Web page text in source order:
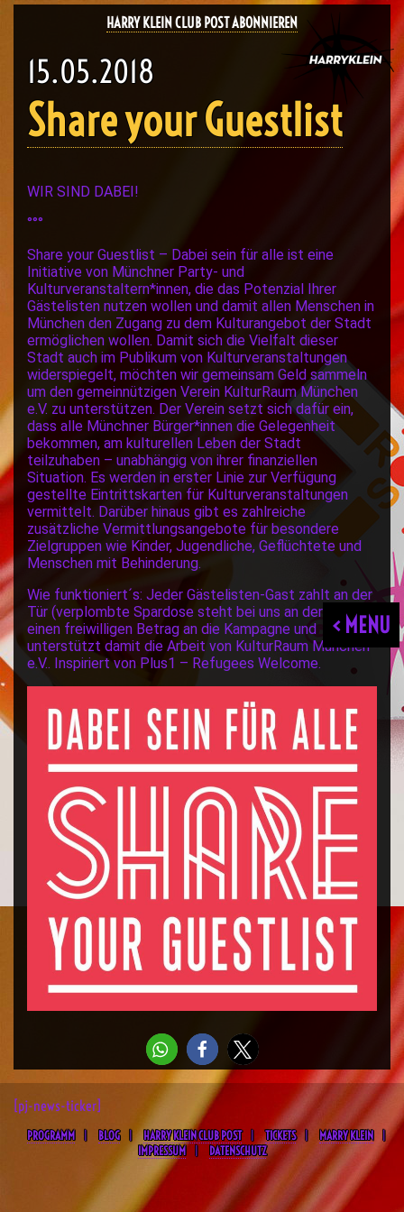
HARRY KLEIN CLUB POST ABONNIEREN
< MENU
15.05.2018
Share your Guestlist
WIR SIND DABEI!
°°°
Share your Guestlist – Dabei sein für alle ist eine
Initiative von Münchner Party- und
Kulturveranstaltern*innen, die das Potenzial Ihrer
Gästelisten nutzen wollen und damit allen Menschen in
München den Zugang zu dem Kulturangebot der Stadt
ermöglichen wollen. Damit sich die Vielfalt dieser
Stadt auch im Publikum von Kulturveranstaltungen
widerspiegelt, möchten wir gemeinsam Geld sammeln
um den gemeinnützigen Verein KulturRaum München
e.V. zu unterstützen. Der Verein setzt sich dafür ein,
dass alle Münchner Bürger*innen die Gelegenheit
bekommen, am kulturellen Leben der Stadt
teilzuhaben – unabhängig von ihrer finanziellen
Situation. Es werden in erster Linie zur Verfügung
gestellte Eintrittskarten für Kulturveranstaltungen
vermittelt. Darüber hinaus gibt es zahlreiche
zusätzliche Vermittlungsangebote für besondere
Zielgruppen wie Kinder, Jugendliche, Geflüchtete und
Menschen mit Behinderung.
Wie funktioniert´s: Jeder Gästelisten-Gast zahlt an der
Tür (verplombte Spardose steht bei uns an der Kasse)
einen freiwilligen Betrag an die Kampagne und
unterstützt damit die Arbeit von KulturRaum München
e.V.. Inspiriert von Plus1 – Refugees Welcome.
[pj-news-ticker]
PROGRAMM BLOG HARRY KLEIN CLUB POST TICKETS
MARRY KLEIN
IMPRESSUM
DATENSCHUTZ